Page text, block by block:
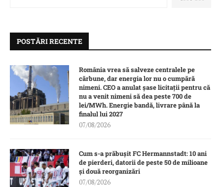
POSTĂRI RECENTE
România vrea să salveze centralele pe
cărbune, dar energia lor nu o cumpără
nimeni. CEO a anulat șase licitații pentru că
nu a venit nimeni să dea peste 700 de
lei/MWh. Energie bandă, livrare până la
finalul lui 2027
07/08/2026
Cum s-a prăbușit FC Hermannstadt: 10 ani
de pierderi, datorii de peste 50 de milioane
și două reorganizări
07/08/2026